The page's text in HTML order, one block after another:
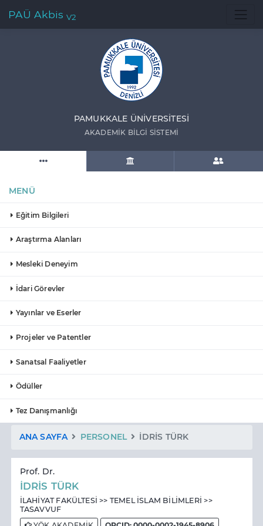
PAÜ Akbis V2
PAMUKKALE ÜNIVERSITESI
AKADEMIK BILGI SISTEMI
MENÜ
Eğitim Bilgileri
Araştırma Alanları
Mesleki Deneyim
İdari Görevler
Yayınlar ve Eserler
Projeler ve Patentler
Sanatsal Faaliyetler
Ödüller
Tez Danışmanlığı
ANA SAYFA PERSONEL İDRİS TÜRK
Prof. Dr.
İDRİS TÜRK
İLAHİYAT FAKÜLTESİ >> TEMEL İSLAM BİLİMLERİ >>
TASAVVUF